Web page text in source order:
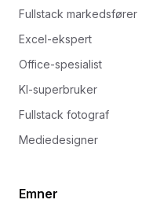
Fullstack markedsfører
Excel-ekspert
Office-spesialist
KI-superbruker
Fullstack fotograf
Mediedesigner
Emner